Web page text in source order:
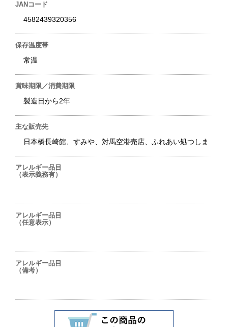
JANコード
4582439320356
保存温度帯
常温
賞味期限／消費期限
製造日から2年
主な販売先
日本橋長崎館、すみや、対馬空港売店、ふれあい処つしま
アレルギー品目
（表示義務有）
アレルギー品目
（任意表示）
アレルギー品目
（備考）